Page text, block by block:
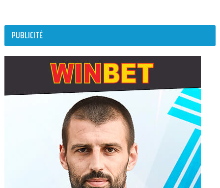
PUBLICITÉ